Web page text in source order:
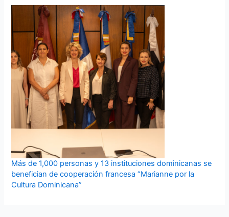
Más de 1,000 personas y 13 instituciones dominicanas se
benefician de cooperación francesa “Marianne por la
Cultura Dominicana”